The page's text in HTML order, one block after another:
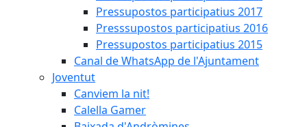
Pressupostos participatius 2017
Presssupostos participatius 2016
Pressupostos participatius 2015
Canal de WhatsApp de l'Ajuntament
Joventut
Canviem la nit!
Calella Gamer